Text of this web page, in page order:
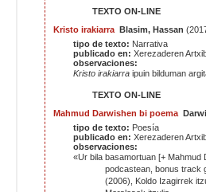
TEXTO ON-LINE
Kristo irakiarra Blasim, Hassan
tipo de texto: Narrativa
publicado en: Xerezaderen
observaciones:
Kristo irakiarra ipuin bilduman
TEXTO ON-LINE
Mahmud Darwishen bi poema
tipo de texto: Poesía
publicado en: Xerezaderen
observaciones:
«Ur bila basamortuan [+ Mahmud
podcastean, bonus track
(2006), Koldo Izagirrek